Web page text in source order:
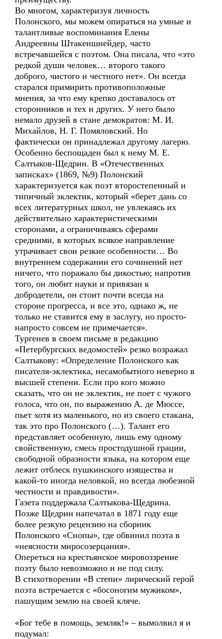
Во многом, характеризуя личность
Полонского, мы можем опираться на умные и
талантливые воспоминания Елены
Андреевны Штакеншнейдер, часто
встречавшейся с поэтом. Она писала, что «это
редкой души человек… второго такого
доброго, чистого и честного нет». Он всегда
старался примирить противоположные
мнения, за что ему крепко доставалось от
сторонников и тех и других. У него было
немало друзей в стане демократов: М. И.
Михайлов, Н. Г. Помяловский. Но
фактически он принадлежал другому лагерю.
Особенно беспощаден был к нему М. Е.
Салтыков-Щедрин. В «Отечественных
записках» (1869, №9) Полонский
характеризуется как поэт второстепенный и
типичный эклектик, который «берет дань со
всех литературных школ, не увлекаясь их
действительно характеристическими
сторонами, а ограничиваясь сферами
средними, в которых всякое направление
утрачивает свои резкие особенности… Во
внутреннем содержании его сочинений нет
ничего, что поражало бы дикостью; напротив
того, он любит науки и привязан к
добродетели, он стоит почти всегда на
стороне прогресса, и все это, однако ж, не
только не ставится ему в заслугу, но просто-
напросто совсем не примечается».
Тургенев в своем письме в редакцию
«Петербургских ведомостей» резко возражал
Салтыкову: «Определение Полонского как
писателя-эклектика, несамобытного неверно в
высшей степени. Если про кого можно
сказать, что он не эклектик, не поет с чужого
голоса, что он, по выражению А. де Мюссе,
пьет хотя из маленького, но из своего стакана,
так это про Полонского (…). Талант его
представляет особенную, лишь ему одному
свойственную, смесь простодушной грации,
свободной образности языка, на котором еще
лежит отблеск пушкинского изящества и
какой-то иногда неловкой, но всегда любезной
честности и правдивости».
Газета поддержала Салтыкова-Щедрина.
Позже Щедрин напечатал в 1871 году еще
более резкую рецензию на сборник
Полонского «Снопы», где обвинил поэта в
«неясности миросозерцания».
Опереться на крестьянское мировоззрение
поэту было невозможно и не под силу.
В стихотворении «В степи» лирический герой
поэта встречается с «босоногим мужиком»,
пашущим землю на своей кляче.
«Бог тебе в помощь, земляк!» – вымолвил я и
подумал: